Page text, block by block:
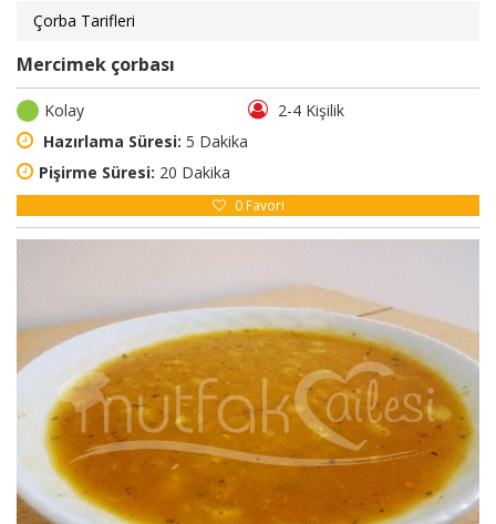
Çorba Tarifleri
Mercimek çorbası
Kolay
2-4 Kişilik
Hazırlama Süresi: 5 Dakika
Pişirme Süresi: 20 Dakika
0 Favori